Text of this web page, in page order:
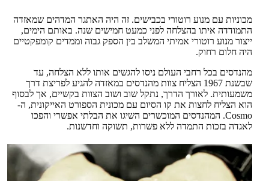
מכוניות עם מנוע רוטורי בכבישים. זה היה האתגר המדהים שמאזדה
התמודדה איתו בהצלחה לפני כמעט חמישים שנה. באותם הימים,
ייצור מנוע רוטורי אמיתי המשלב בין הספק גבוה וממדים קומפקטיים
היה חלום רחוק.
מהנדסים בכל רחבי העולם ניסו להגשים אותו ללא הצלחה, עד
שבשנת 1967 הצליח צוות מהנדסים במאזדה להגיע לפריצת דרך
משמעותית. לאורך הדרך, נתקל שוב ושוב הצוות בקשיים, אך לבסוף
הוא הצליח לחצות את קו הסיום עם מכונית הספורט האייקונית, ה-
Cosmo. המהנדסים המוכשרים השיגו את הבלתי אפשרי והפכו
לאגדה בזכות התמדה ללא פשרות, תשוקה וחדשנות.